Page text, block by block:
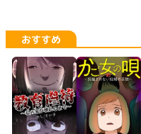
おすすめ